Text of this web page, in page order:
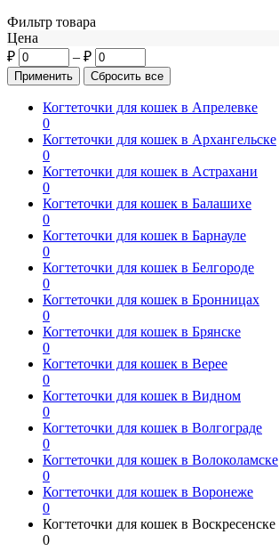
Фильтр товара
Цена
₽
– ₽
Когтеточки для кошек в Апрелевке
0
Когтеточки для кошек в Архангельске
0
Когтеточки для кошек в Астрахани
0
Когтеточки для кошек в Балашихе
0
Когтеточки для кошек в Барнауле
0
Когтеточки для кошек в Белгороде
0
Когтеточки для кошек в Бронницах
0
Когтеточки для кошек в Брянске
0
Когтеточки для кошек в Верее
0
Когтеточки для кошек в Видном
0
Когтеточки для кошек в Волгограде
0
Когтеточки для кошек в Волоколамске
0
Когтеточки для кошек в Воронеже
0
Когтеточки для кошек в Воскресенске
0